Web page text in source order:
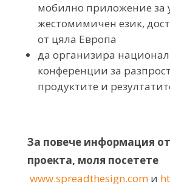
мобилно приложение за
жестомимичен език,
от цяла Европа
да организира
конференции за
продуктите и
За повече информация
проекта, моля посетете
www.spreadthesign.comи